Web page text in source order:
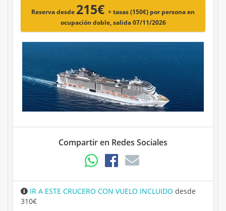
Reserva desde 215€ + tasas (150€) por persona en
ocupación doble, salida 07/11/2026
Compartir en Redes Sociales
IR A ESTE CRUCERO CON VUELO INCLUIDO desde
310€